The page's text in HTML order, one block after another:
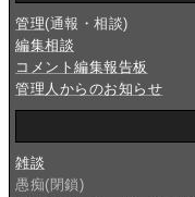
管理(通報・相談)
編集相談
コメント編集報告板
管理人からのお知らせ
雑談
愚痴(閉鎖)